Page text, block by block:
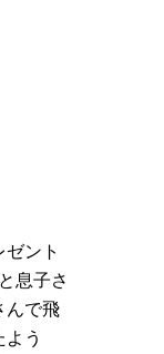
ント
息子さ
んで飛
う